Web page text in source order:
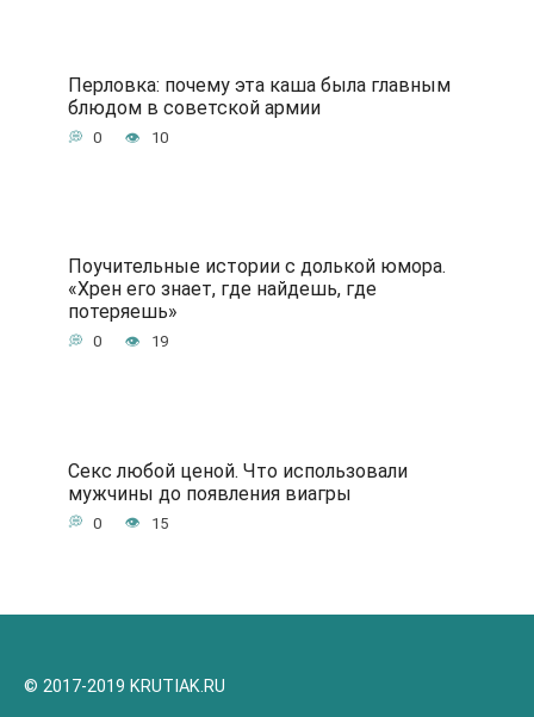
Перловка: почему эта каша была главным
блюдом в советской армии
0 10
Поучительные истории с долькой юмора.
«Хрен его знает, где найдешь, где
потеряешь»
0 19
Секс любой ценой. Что использовали
мужчины до появления виагры
0 15
© 2017-2019 KRUTIAK.RU